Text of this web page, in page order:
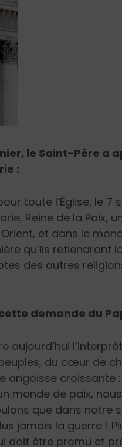
le Saint-Père a
:
toute l’Église, le 7
Reine de la Paix,
et dans le
qu’ils retiendront
des autres
demande du
du cœur de
angoisse croissante
monde de paix,
que dans notre
jamais la guerre !
doit être promu et